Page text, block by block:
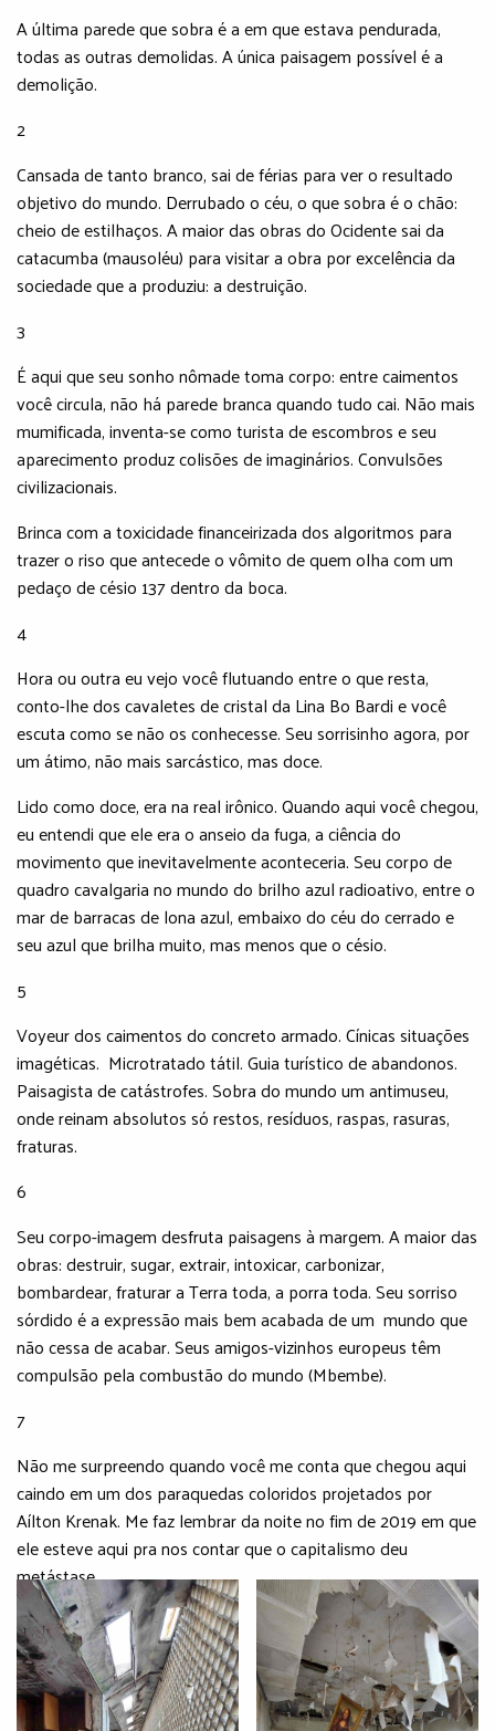
A última parede que sobra é a em que estava pendurada,
todas as outras demolidas. A única paisagem possível é a
demolição.
2
Cansada de tanto branco, sai de férias para ver o resultado
objetivo do mundo. Derrubado o céu, o que sobra é o chão:
cheio de estilhaços. A maior das obras do Ocidente sai da
catacumba (mausoléu) para visitar a obra por excelência da
sociedade que a produziu: a destruição.
3
É aqui que seu sonho nômade toma corpo: entre caimentos
você circula, não há parede branca quando tudo cai. Não mais
mumificada, inventa-se como turista de escombros e seu
aparecimento produz colisões de imaginários. Convulsões
civilizacionais.
Brinca com a toxicidade financeirizada dos algoritmos para
trazer o riso que antecede o vômito de quem olha com um
pedaço de césio 137 dentro da boca.
4
Hora ou outra eu vejo você flutuando entre o que resta,
conto-lhe dos cavaletes de cristal da Lina Bo Bardi e você
escuta como se não os conhecesse. Seu sorrisinho agora, por
um átimo, não mais sarcástico, mas doce.
Lido como doce, era na real irônico. Quando aqui você chegou,
eu entendi que ele era o anseio da fuga, a ciência do
movimento que inevitavelmente aconteceria. Seu corpo de
quadro cavalgaria no mundo do brilho azul radioativo, entre o
mar de barracas de lona azul, embaixo do céu do cerrado e
seu azul que brilha muito, mas menos que o césio.
5
Voyeur dos caimentos do concreto armado. Cínicas situações
imagéticas. Microtratado tátil. Guia turístico de abandonos.
Paisagista de catástrofes. Sobra do mundo um antimuseu,
onde reinam absolutos só restos, resíduos, raspas, rasuras,
fraturas.
6
Seu corpo-imagem desfruta paisagens à margem. A maior das
obras: destruir, sugar, extrair, intoxicar, carbonizar,
bombardear, fraturar a Terra toda, a porra toda. Seu sorriso
sórdido é a expressão mais bem acabada de um mundo que
não cessa de acabar. Seus amigos-vizinhos europeus têm
compulsão pela combustão do mundo (Mbembe).
7
Não me surpreendo quando você me conta que chegou aqui
caindo em um dos paraquedas coloridos projetados por
Aílton Krenak. Me faz lembrar da noite no fim de 2019 em que
ele esteve aqui pra nos contar que o capitalismo deu
metástase.